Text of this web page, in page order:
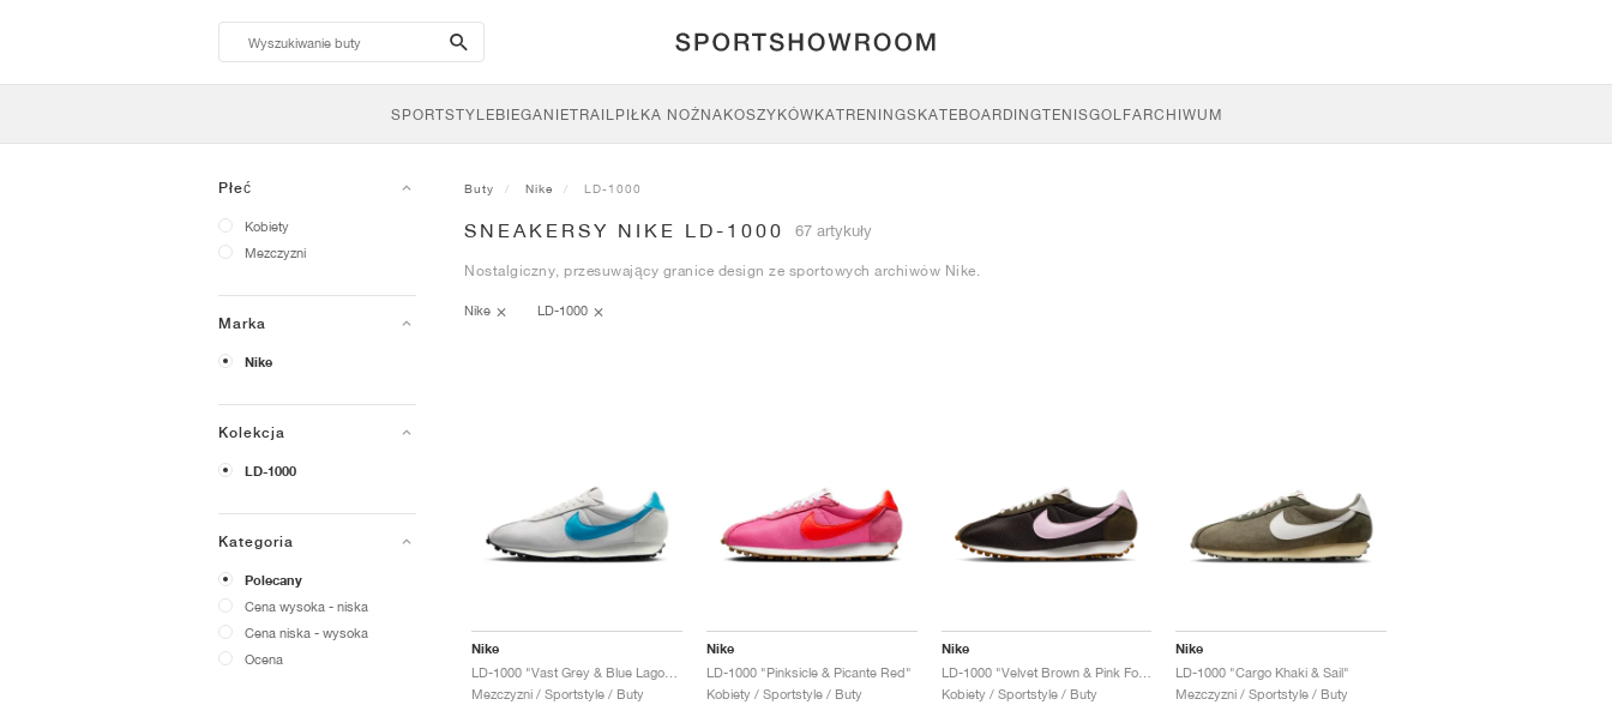
search-
btn
SPORTSTYLEBIEGANIETRAILPIŁKA NOŻNAKOSZYKÓWKATRENINGSKATEBOARDINGTENISGOLFARCHIWUM
Płeć
Kobiety
Mezczyzni
Marka
Nike
Kolekcja
LD-1000
Kategoria
Polecany
Cena wysoka - niska
Cena niska - wysoka
Ocena
Buty Nike LD-1000
SNEAKERSY NIKE LD-1000 67 artykuły
Nostalgiczny, przesuwający granice design ze sportowych archiwów Nike.
Nike LD-1000
Nike
Mezczyzni / Sportstyle / Buty
Nike
LD-1000 "Pinksicle & Picante Red"
Kobiety / Sportstyle / Buty
Nike
LD-1000 "Velvet Brown & Pink Foam"
Kobiety / Sportstyle / Buty
Nike
LD-1000 "Cargo Khaki & Sail"
Mezczyzni / Sportstyle / Buty